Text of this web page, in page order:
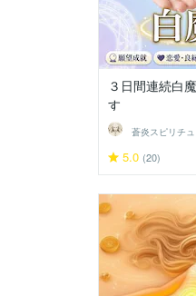
３日間連続白
す
5.0 (20)